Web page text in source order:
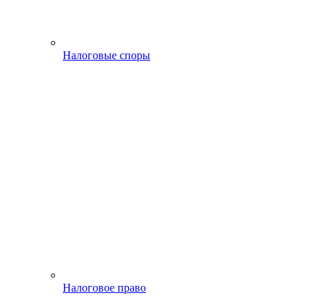
Налоговые споры
Налоговое право